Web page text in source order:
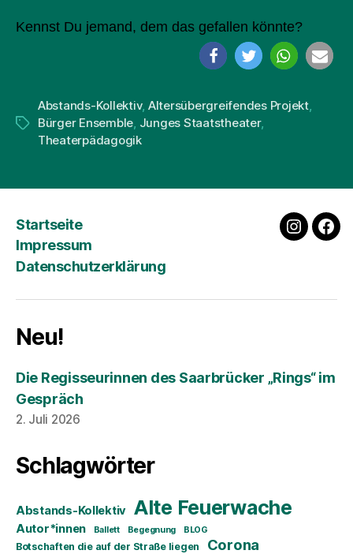
Kennst Du jemand, dem das gefallen könnte?
Schlagwörter
Abstands-Kollektiv, Altersübergreifendes Projekt,
Bürger Ensemble, Junges Staatstheater,
Theaterpädagogik
Startseite
Impressum
Datenschutzerklärung
Neu!
Die Regisseurinnen des Saarbrücker „Rings“ im
Gespräch
2. Juli 2026
Schlagwörter
Abstands-Kollektiv Alte Feuerwache
Autor*innen Ballett Begegnung BLOG
Botschaften die auf der Straße liegen Corona